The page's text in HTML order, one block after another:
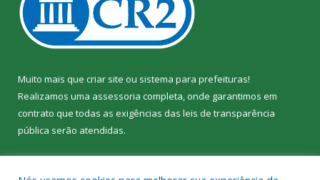
Muito mais que criar site ou sistema para prefeituras!
Realizamos uma assessoria completa, onde garantimos em
contrato que todas as exigências das leis de transparência
pública serão atendidas.